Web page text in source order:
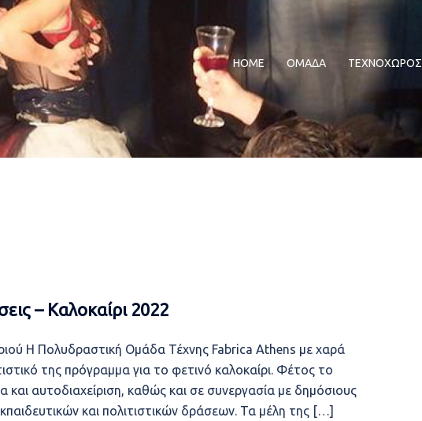
HOME ΟΜΑΔΑ ΤΕΧΝΟΧΩΡΟΣ
– Καλοκαίρι 2022
Η Πολυδραστική Ομάδα Τέχνης Fabrica Athens με χαρά
της πρόγραμμα για το φετινό καλοκαίρι. Φέτος το
και αυτοδιαχείριση, καθώς και σε συνεργασία με δημόσιους
και πολιτιστικών δράσεων. Τα μέλη της […]